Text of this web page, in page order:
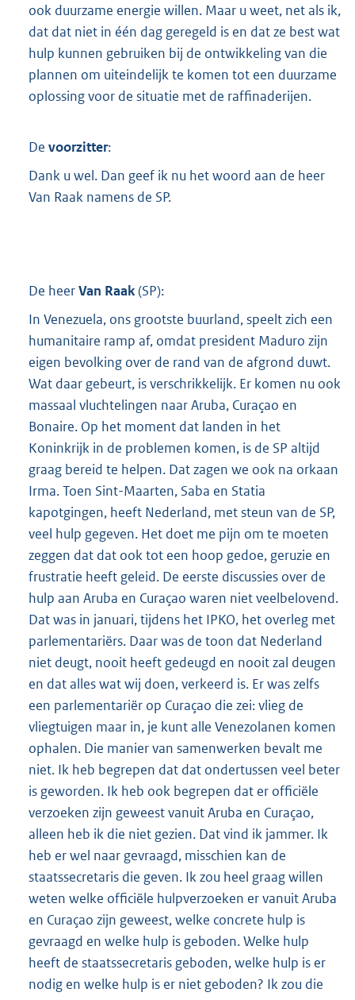
ook duurzame energie willen. Maar u weet, net als ik,
dat dat niet in één dag geregeld is en dat ze best wat
hulp kunnen gebruiken bij de ontwikkeling van die
plannen om uiteindelijk te komen tot een duurzame
oplossing voor de situatie met de raffinaderijen.
De voorzitter:
Dank u wel. Dan geef ik nu het woord aan de heer
Van Raak namens de SP.
De heerVan Raak(SP):
In Venezuela, ons grootste buurland, speelt zich een
humanitaire ramp af, omdat president Maduro zijn
eigen bevolking over de rand van de afgrond duwt.
Wat daar gebeurt, is verschrikkelijk. Er komen nu ook
massaal vluchtelingen naar Aruba, Curaçao en
Bonaire. Op het moment dat landen in het
Koninkrijk in de problemen komen, is de SP altijd
graag bereid te helpen. Dat zagen we ook na orkaan
Irma. Toen Sint-Maarten, Saba en Statia
kapotgingen, heeft Nederland, met steun van de SP,
veel hulp gegeven. Het doet me pijn om te moeten
zeggen dat dat ook tot een hoop gedoe, geruzie en
frustratie heeft geleid. De eerste discussies over de
hulp aan Aruba en Curaçao waren niet veelbelovend.
Dat was in januari, tijdens het IPKO, het overleg met
parlementariërs. Daar was de toon dat Nederland
niet deugt, nooit heeft gedeugd en nooit zal deugen
en dat alles wat wij doen, verkeerd is. Er was zelfs
een parlementariër op Curaçao die zei: vlieg de
vliegtuigen maar in, je kunt alle Venezolanen komen
ophalen. Die manier van samenwerken bevalt me
niet. Ik heb begrepen dat dat ondertussen veel beter
is geworden. Ik heb ook begrepen dat er officiële
verzoeken zijn geweest vanuit Aruba en Curaçao,
alleen heb ik die niet gezien. Dat vind ik jammer. Ik
heb er wel naar gevraagd, misschien kan de
staatssecretaris die geven. Ik zou heel graag willen
weten welke officiële hulpverzoeken er vanuit Aruba
en Curaçao zijn geweest, welke concrete hulp is
gevraagd en welke hulp is geboden. Welke hulp
heeft de staatssecretaris geboden, welke hulp is er
nodig en welke hulp is er niet geboden? Ik zou die